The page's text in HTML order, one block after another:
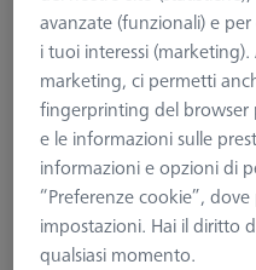
avanzate (funzionali) e
i tuoi interessi
marketing, ci permetti
fingerprinting del browser
e le informazioni sulle
informazioni e opzioni di
“Preferenze cookie”,
impostazioni. Hai il diritto
qualsiasi momento.